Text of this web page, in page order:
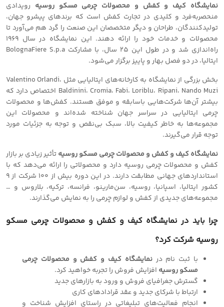
نمایشگاه کیف و کفش و محصولات چرمی مسکو روسیه رویدادی
منحصربه‌فرد و کلیدی در تجارت کفش است که برندهای پیشرو جهان،
تولیدکنندگان، طراحان و دیگر متخصصان این صنعت را گرد هم می‌آورد تا
محصولات و خدمات خود را ارائه دهند. این نمایشگاه در سال 1969
راه‌اندازی شد و در طول این 25 سال، با مشارکت BolognaFiere S.p.a
ایتالیا، در دو فصل بهار و پاییز برگزار می‌شود.
بخش بزرگی از نمایشگاه به کارخانه‌های ایتالیایی مثل Valentino Orlandi،
Baldinini، Cromia، Fabi، Loriblu، Ripani، Nando Muzi اختصاص دارد که
بیشتر آن‌ها شرکت‌هایی باسابقه و موفق هستند. کفش‌ها و محصولات
چرمی ایتالیایی در سراسر جهان شناخته شده‌اند و محصولات این
مجموعه‌ها به خاطر کیفیت بالا، سبک بی‌نقص و توجه به جزئیات مورد
توجه قرار می‌گیرند.
نمایشگاه کیف و کفش و محصولات چرمی مسکو روسیهتأثیر زیادی بر بازار
کفش و محصولات چرمی روسیه دارد و محصولاتی را ارائه می‌دهد که با
استانداردهای جهانی مطابقت دارند. در این دوره بیش از ۱۰۰ شرکت از 9
کشور ایتالیا، اسپانیا، روسیه، سن‌مارینو، فرانسه، ترکیه، بلاروس و …
مجموعه‌های جدیدی از کفش و لوازم چرمی را به نمایش می‌گذارند.
چرا باید در نمایشگاه کیف و کفش و محصولات چرمی مسکو
روسیه شرکت کرد؟
با ثبت نام درنمایشگاه کیف و کفش و محصولات چرمی
مسکو روسیه افزایش فروش را تجربه خواهید کرد.
گسترش جغرافیای فروش و ورود به بازارهای جدید
ارتباط با شرکای جدید و عقد قرادادهای کاری
انجام فعالیت‌های تبلیغاتی در راستای افزایش شناخت و